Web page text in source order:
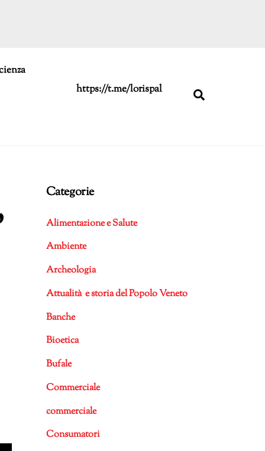
https://t.me/lorispal
Categorie
Alimentazione e Salute
Ambiente
Archeologia
Attualità e storia del Popolo Veneto
Banche
Bioetica
Bufale
Commerciale
commerciale
Consumatori